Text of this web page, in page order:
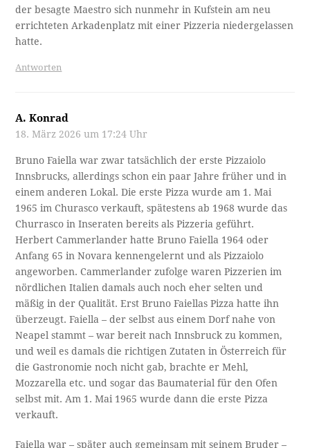
der besagte Maestro sich nunmehr in Kufstein am neu
errichteten Arkadenplatz mit einer Pizzeria niedergelassen
hatte.
Antworten
A. Konrad
18. März 2026 um 17:24 Uhr
Bruno Faiella war zwar tatsächlich der erste Pizzaiolo
Innsbrucks, allerdings schon ein paar Jahre früher und in
einem anderen Lokal. Die erste Pizza wurde am 1. Mai
1965 im Churasco verkauft, spätestens ab 1968 wurde das
Churrasco in Inseraten bereits als Pizzeria geführt.
Herbert Cammerlander hatte Bruno Faiella 1964 oder
Anfang 65 in Novara kennengelernt und als Pizzaiolo
angeworben. Cammerlander zufolge waren Pizzerien im
nördlichen Italien damals auch noch eher selten und
mäßig in der Qualität. Erst Bruno Faiellas Pizza hatte ihn
überzeugt. Faiella – der selbst aus einem Dorf nahe von
Neapel stammt – war bereit nach Innsbruck zu kommen,
und weil es damals die richtigen Zutaten in Österreich für
die Gastronomie noch nicht gab, brachte er Mehl,
Mozzarella etc. und sogar das Baumaterial für den Ofen
selbst mit. Am 1. Mai 1965 wurde dann die erste Pizza
verkauft.
Faiella war – später auch gemeinsam mit seinem Bruder –